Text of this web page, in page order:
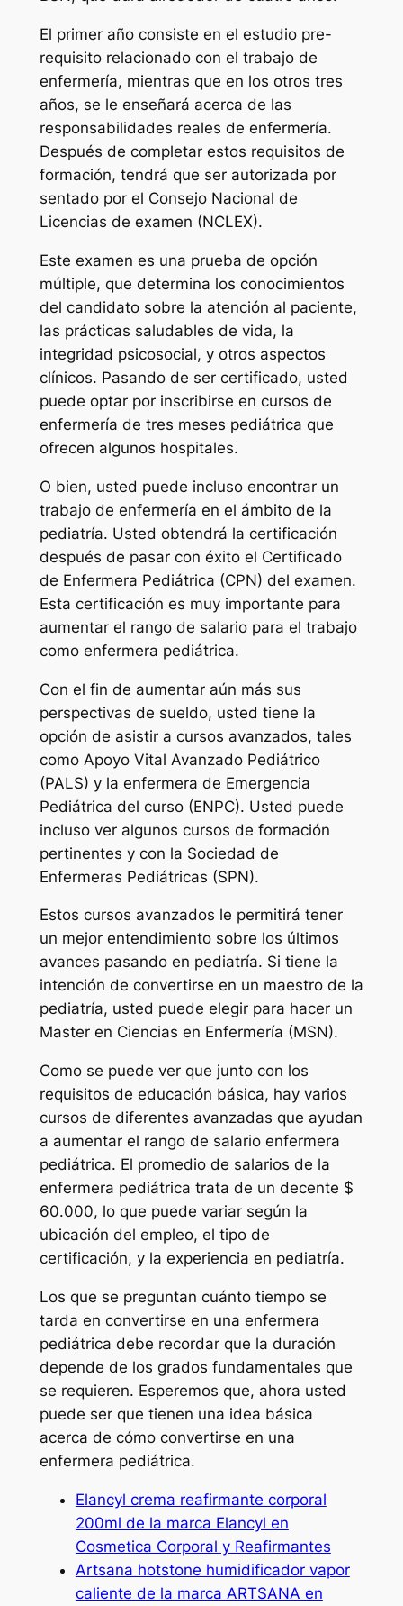
El primer año consiste en el estudio pre-
requisito relacionado con el trabajo de
enfermería, mientras que en los otros tres
años, se le enseñará acerca de las
responsabilidades reales de enfermería.
Después de completar estos requisitos de
formación, tendrá que ser autorizada por
sentado por el Consejo Nacional de
Licencias de examen (NCLEX).
Este examen es una prueba de opción
múltiple, que determina los conocimientos
del candidato sobre la atención al paciente,
las prácticas saludables de vida, la
integridad psicosocial, y otros aspectos
clínicos. Pasando de ser certificado, usted
puede optar por inscribirse en cursos de
enfermería de tres meses pediátrica que
ofrecen algunos hospitales.
O bien, usted puede incluso encontrar un
trabajo de enfermería en el ámbito de la
pediatría. Usted obtendrá la certificación
después de pasar con éxito el Certificado
de Enfermera Pediátrica (CPN) del examen.
Esta certificación es muy importante para
aumentar el rango de salario para el trabajo
como enfermera pediátrica.
Con el fin de aumentar aún más sus
perspectivas de sueldo, usted tiene la
opción de asistir a cursos avanzados, tales
como Apoyo Vital Avanzado Pediátrico
(PALS) y la enfermera de Emergencia
Pediátrica del curso (ENPC). Usted puede
incluso ver algunos cursos de formación
pertinentes y con la Sociedad de
Enfermeras Pediátricas (SPN).
Estos cursos avanzados le permitirá tener
un mejor entendimiento sobre los últimos
avances pasando en pediatría. Si tiene la
intención de convertirse en un maestro de la
pediatría, usted puede elegir para hacer un
Master en Ciencias en Enfermería (MSN).
Como se puede ver que junto con los
requisitos de educación básica, hay varios
cursos de diferentes avanzadas que ayudan
a aumentar el rango de salario enfermera
pediátrica. El promedio de salarios de la
enfermera pediátrica trata de un decente $
60.000, lo que puede variar según la
ubicación del empleo, el tipo de
certificación, y la experiencia en pediatría.
Los que se preguntan cuánto tiempo se
tarda en convertirse en una enfermera
pediátrica debe recordar que la duración
depende de los grados fundamentales que
se requieren. Esperemos que, ahora usted
puede ser que tienen una idea básica
acerca de cómo convertirse en una
enfermera pediátrica.
Elancyl crema reafirmante corporal
200ml de la marca Elancyl en
Cosmetica Corporal y Reafirmantes
Artsana hotstone humidificador vapor
caliente de la marca ARTSANA en